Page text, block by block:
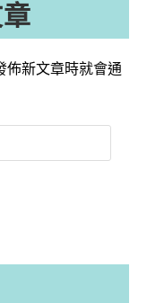
佈新文章時就會通